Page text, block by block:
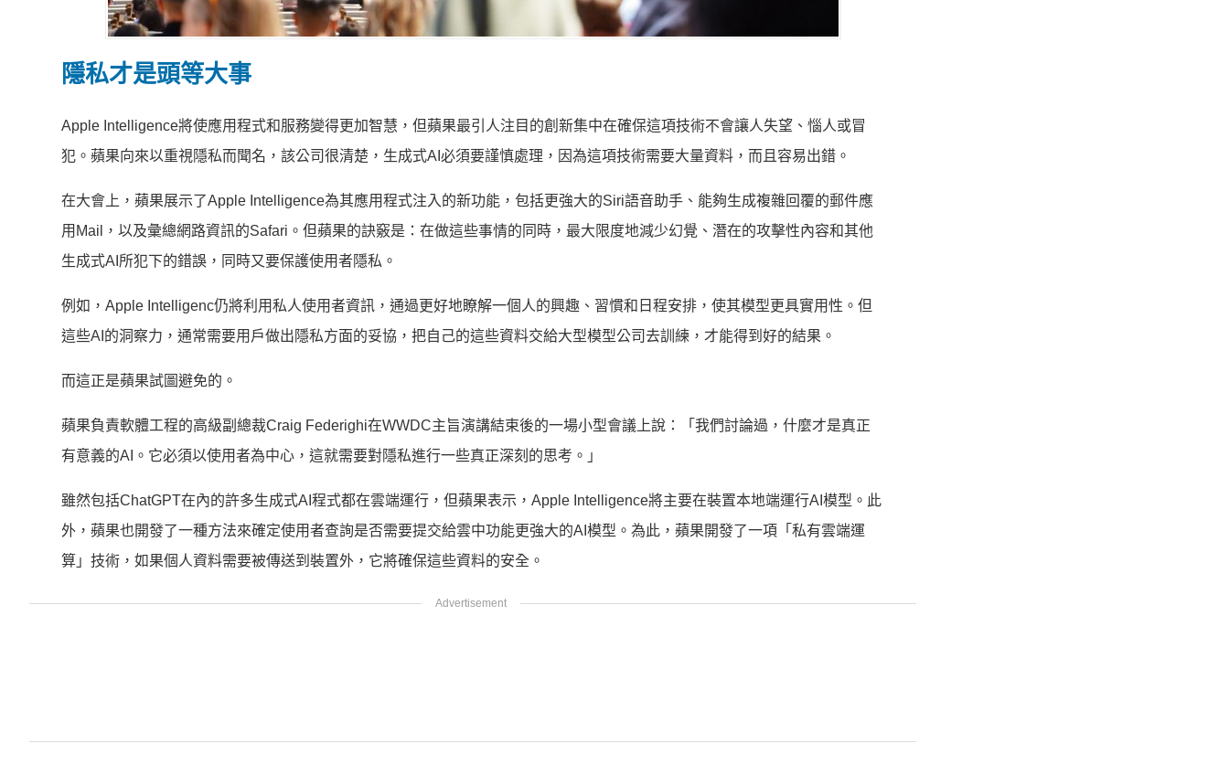
隱私才是頭等大事
Apple Intelligence將使應用程式和服務變得更加智慧，但蘋果最引人注目的創新集中在確保這項技術不會讓人失望、惱人或冒
犯。蘋果向來以重視隱私而聞名，該公司很清楚，生成式AI必須要謹慎處理，因為這項技術需要大量資料，而且容易出錯。
在大會上，蘋果展示了Apple Intelligence為其應用程式注入的新功能，包括更強大的Siri語音助手、能夠生成複雜回覆的郵件應
用Mail，以及彙總網路資訊的Safari。但蘋果的訣竅是：在做這些事情的同時，最大限度地減少幻覺、潛在的攻擊性內容和其他
生成式AI所犯下的錯誤，同時又要保護使用者隱私。
例如，Apple Intelligenc仍將利用私人使用者資訊，通過更好地瞭解一個人的興趣、習慣和日程安排，使其模型更具實用性。但
這些AI的洞察力，通常需要用戶做出隱私方面的妥協，把自己的這些資料交給大型模型公司去訓練，才能得到好的結果。
而這正是蘋果試圖避免的。
蘋果負責軟體工程的高級副總裁Craig Federighi在WWDC主旨演講結束後的一場小型會議上說：「我們討論過，什麼才是真正
有意義的AI。它必須以使用者為中心，這就需要對隱私進行一些真正深刻的思考。」
雖然包括ChatGPT在內的許多生成式AI程式都在雲端運行，但蘋果表示，Apple Intelligence將主要在裝置本地端運行AI模型。此
外，蘋果也開發了一種方法來確定使用者查詢是否需要提交給雲中功能更強大的AI模型。為此，蘋果開發了一項「私有雲端運
算」技術，如果個人資料需要被傳送到裝置外，它將確保這些資料的安全。